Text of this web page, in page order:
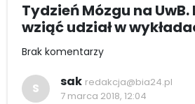
Tydzień Mózgu na
wziąć udział w
Brak komentarzy
S sak redakcja@bia24.pl
7 marca 2018, 12:04